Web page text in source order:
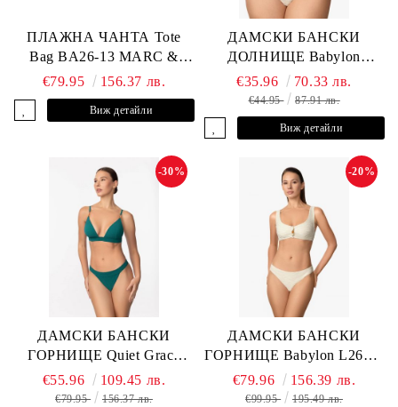
ПЛАЖНА ЧАНТА Tote
Bag BA26-13 MARC &
ANDRE
€79.95 156.37 лв.
Виж детайли
ДАМСКИ БАНСКИ
ДОЛНИЩЕ Babylon
L2613-Z-MTB MARC &
ANDRE
€35.96 70.33 лв.
€44.95 87.91 лв.
Виж детайли
ДАМСКИ БАНСКИ
ГОРНИЩЕ Quiet Grace
L2607-Y-352 MARC &
ANDRE
-30%
€55.96 109.45 лв.
€79.95 156.37 лв.
ДАМСКИ БАНСКИ
ГОРНИЩЕ Babylon L2613-
YP-682 MARC & ANDRE
-20%
€79.96 156.39 лв.
€99.95 195.49 лв.